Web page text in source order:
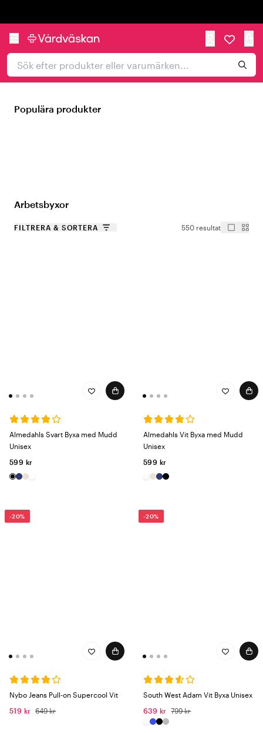
Populära produkter
Arbetsbyxor
FILTRERA & SORTERA 550 resultat
Almedahls Svart Byxa med Mudd
Unisex
599 kr
Almedahls Vit Byxa med Mudd
Unisex
599 kr
-20%
Nybo Jeans Pull-on Supercool Vit
519 kr
649 kr
-20%
South West Adam Vit Byxa Unisex
639 kr
799 kr